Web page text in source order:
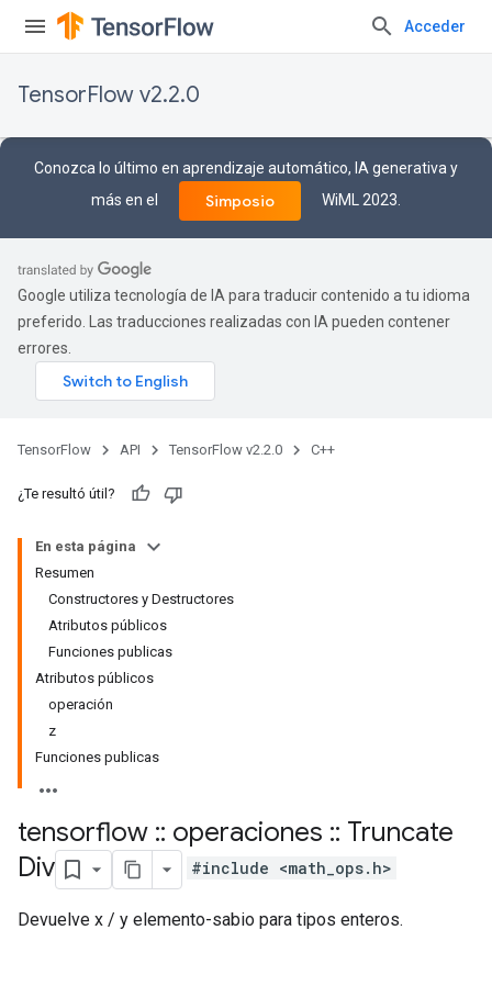
Acceder
TensorFlow v2.2.0
Conozca lo último en aprendizaje automático, IA generativa y
más en el
Simposio WiML 2023.
Google utiliza tecnología de IA para traducir contenido a tu idioma
preferido. Las traducciones realizadas con IA pueden contener
errores.
TensorFlow API TensorFlow v2.2.0 C++
¿Te resultó útil?
En esta página
Resumen
Constructores y Destructores
Atributos públicos
Funciones publicas
Atributos públicos
operación
z
Funciones publicas
tensorflow :: operaciones :: Truncate
Div
#include <math_ops.h>
Devuelve x / y elemento-sabio para tipos enteros.